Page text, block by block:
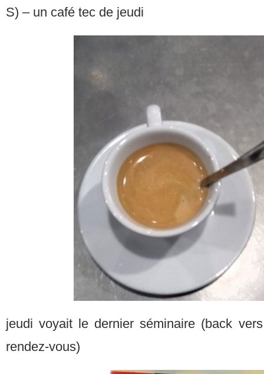
S) – un café tec de jeudi
jeudi voyait le dernier séminaire (back
rendez-vous)